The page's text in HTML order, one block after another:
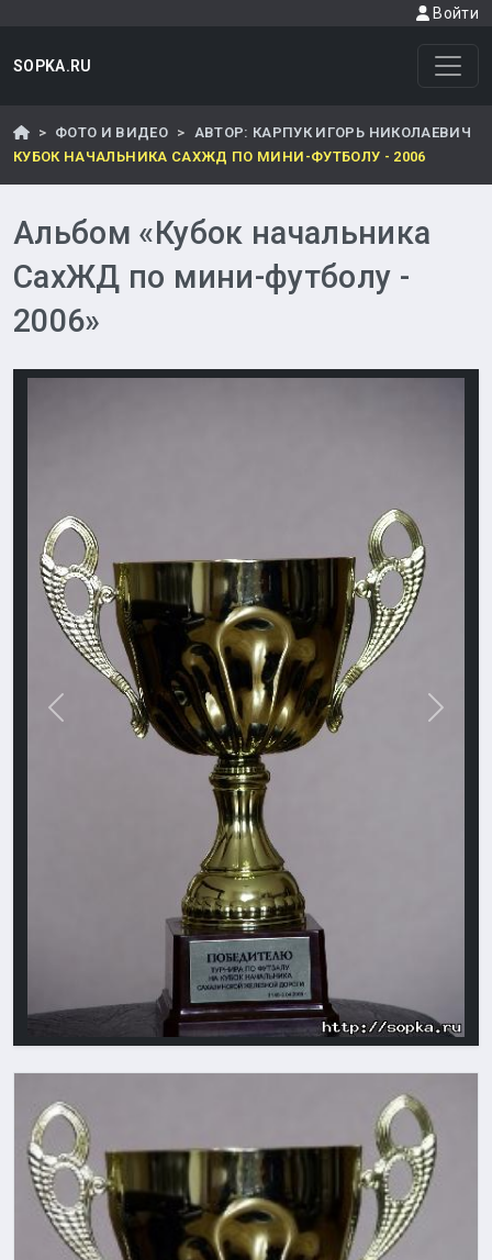
Войти
SOPKA.RU
ФОТО И ВИДЕО
АВТОР: КАРПУК ИГОРЬ НИКОЛАЕВИЧ
КУБОК НАЧАЛЬНИКА САХЖД ПО МИНИ-ФУТБОЛУ - 2006
Альбом «Кубок начальника
СахЖД по мини-футболу -
2006»
Назад Вперед